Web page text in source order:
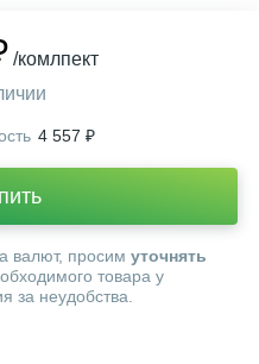
/комлпект
4 557 ₽
валют, просим уточнять
товара у
за неудобства.